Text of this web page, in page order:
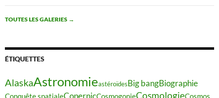
TOUTES LES GALERIES →
ÉTIQUETTES
AlaskaAstronomieastéroïdesBig bangBiographie
Conquête spatialeCopernicCosmogonieCosmologieCosmos